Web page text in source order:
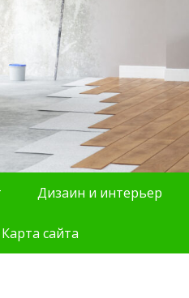
Дизаин и интерьер
Карта сайта